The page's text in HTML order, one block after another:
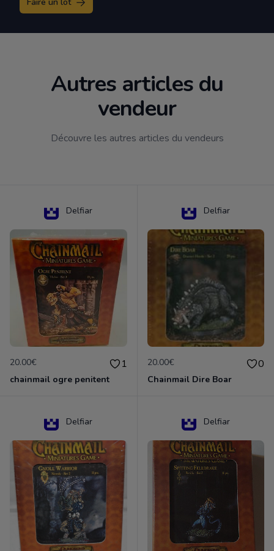
Autres articles du
vendeur
Découvre les autres articles du vendeurs
Delfiar
20.00€ 1
chainmail ogre penitent
Delfiar
20.00€ 0
Chainmail Dire Boar
Delfiar Delfiar